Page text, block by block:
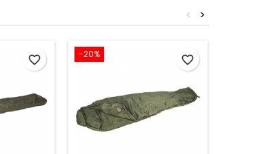
>
<
favorite_border -20% favorite_border